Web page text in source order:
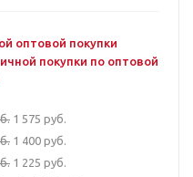
оптовой покупки
покупки по оптовой
1 575 руб.
1 400 руб.
1 225 руб.